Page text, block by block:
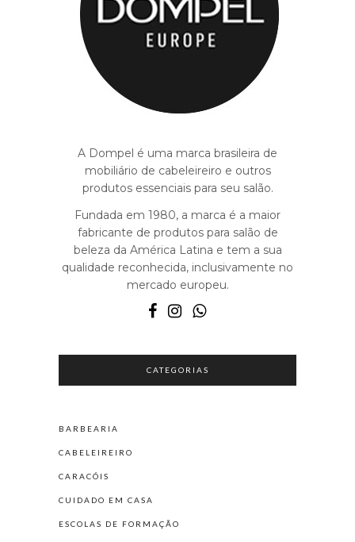
A Dompel é uma marca brasileira de
mobiliário de cabeleireiro e outros
produtos essenciais para seu salão.
Fundada em 1980, a marca é a maior
fabricante de produtos para salão de
beleza da América Latina e tem a sua
qualidade reconhecida, inclusivamente no
mercado europeu.
CATEGORIAS
BARBEARIA
CABELEIREIRO
CARACÓIS
CUIDADO EM CASA
ESCOLAS DE FORMAÇÃO